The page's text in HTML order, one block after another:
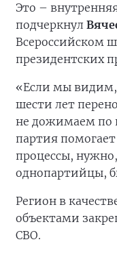
Это –
подчеркнул
Всероссийском
президентских
«Если мы
шести лет
не дожимаем по
партия
процессы,
однопартийцы,
Регион в
объектами
СВО.